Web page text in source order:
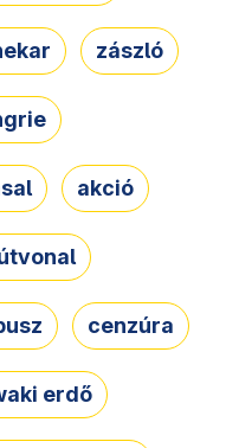
zászló
akció
cenzúra
erdő